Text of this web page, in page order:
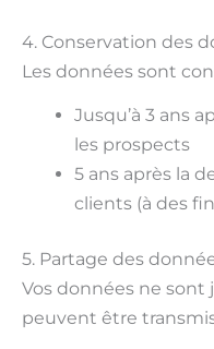
4. Conservation des
Les données sont
Jusqu’à 3 ans
les prospects
5 ans après la
clients (à des
5. Partage des
Vos données ne sont
peuvent être